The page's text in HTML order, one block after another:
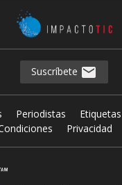
Suscríbete
Periodistas Etiquetas
Privacidad